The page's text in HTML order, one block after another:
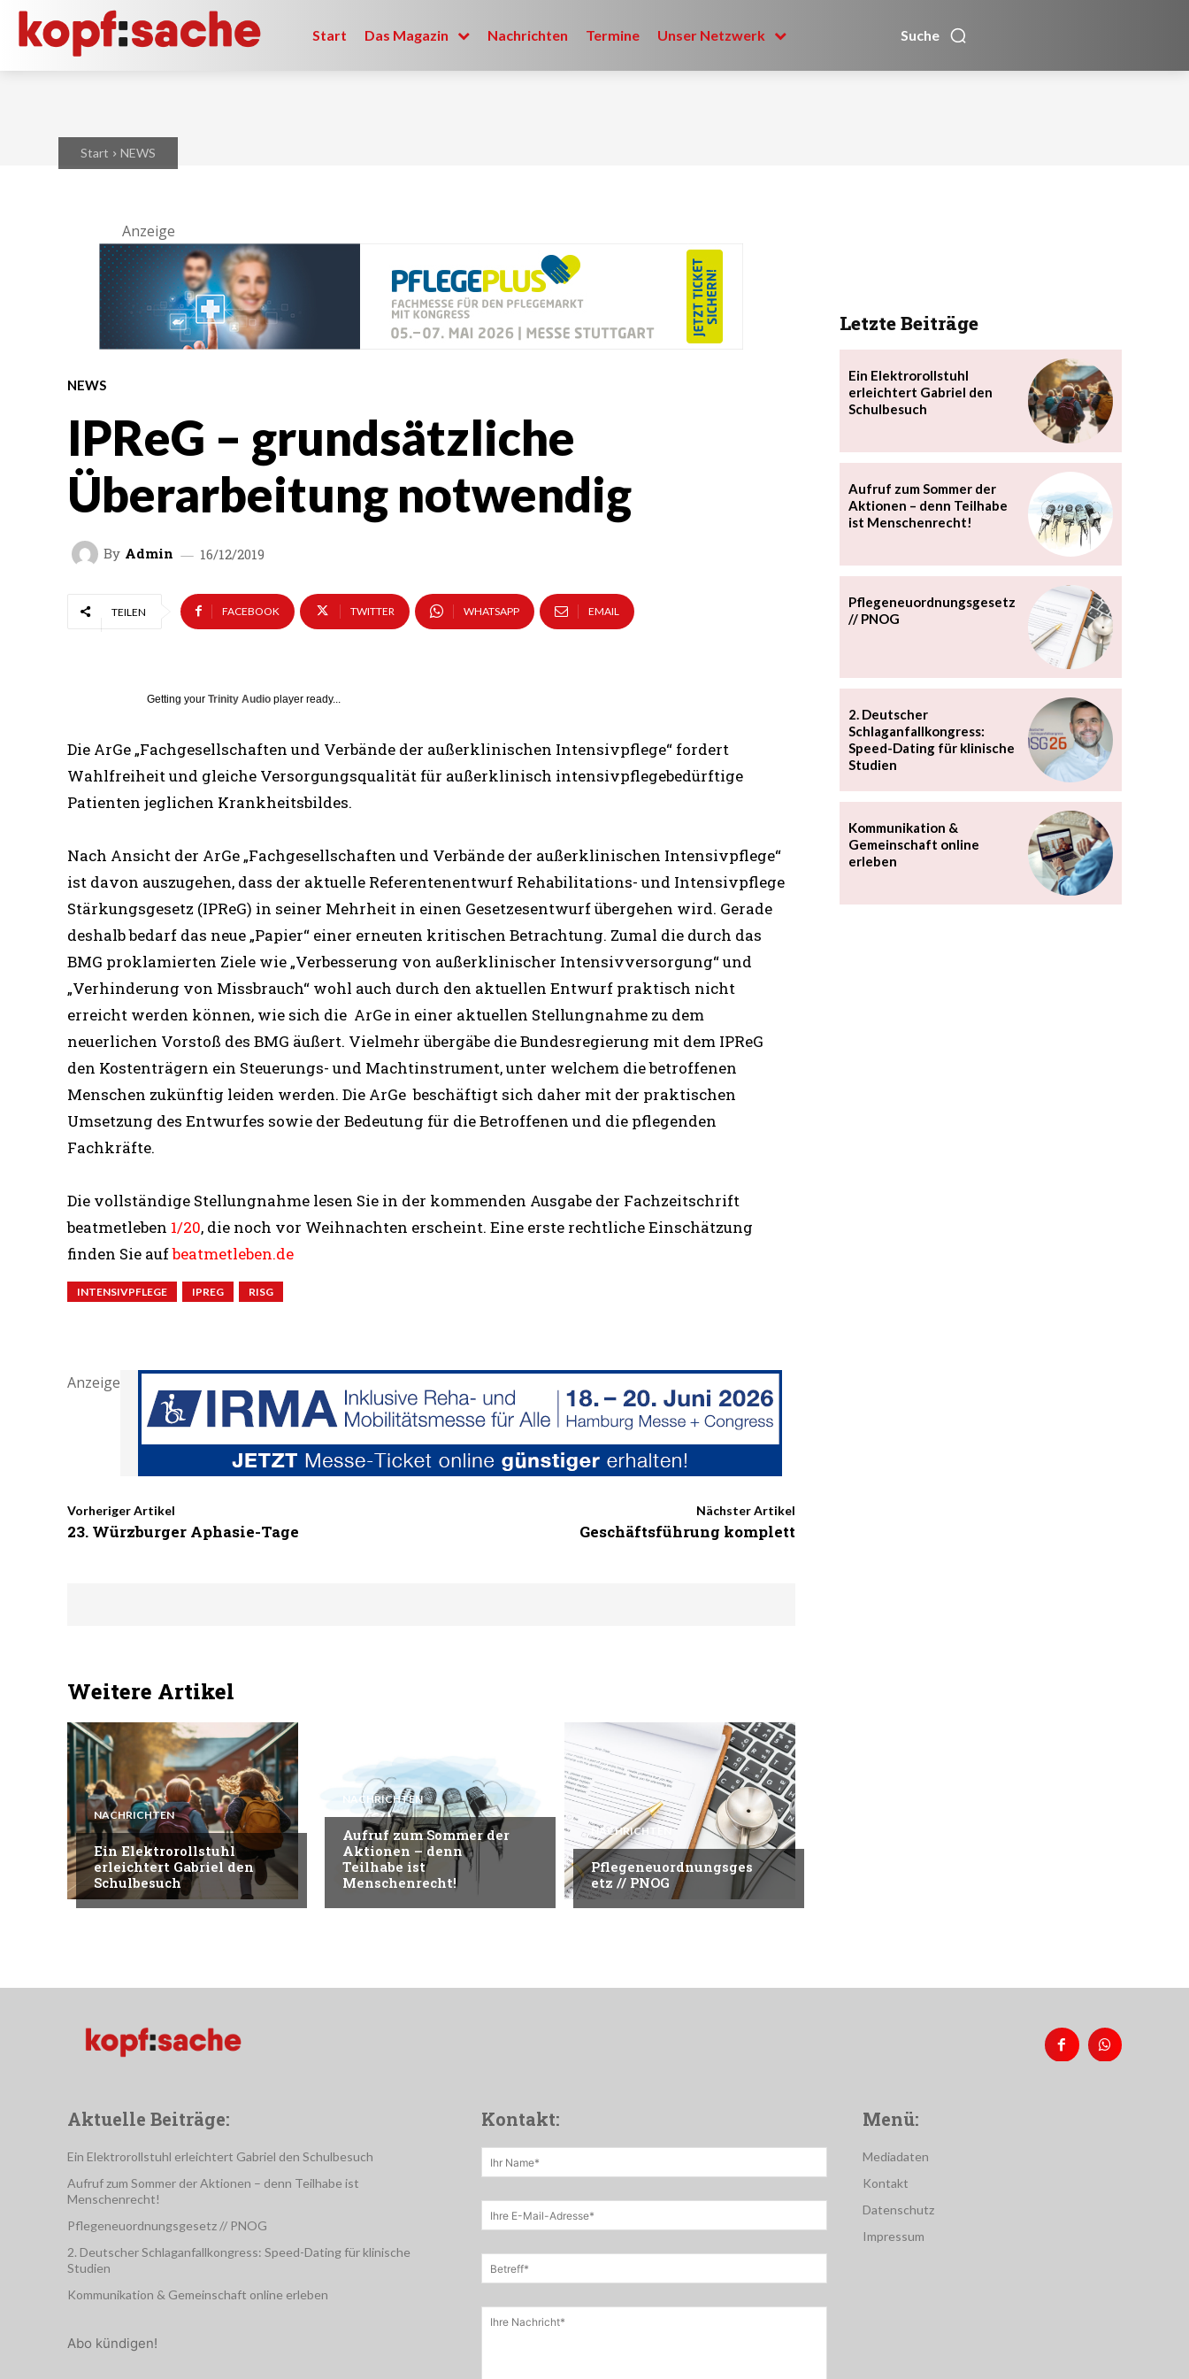
Start Das Magazin Nachrichten Termine Unser Netzwerk Suche
Start NEWS
Anzeige
NEWS
IPReG – grundsätzliche
Überarbeitung notwendig
By Admin 16/12/2019
TEILEN FACEBOOK TWITTER WHATSAPP EMAIL
Getting your Trinity Audio player ready...
Die ArGe „Fachgesellschaften und Verbände der außerklinischen Intensivpflege“ fordert
Wahlfreiheit und gleiche Versorgungsqualität für außerklinisch intensivpflegebedürftige
Patienten jeglichen Krankheitsbildes.
Nach Ansicht der ArGe „Fachgesellschaften und Verbände der außerklinischen Intensivpflege“
ist davon auszugehen, dass der aktuelle Referentenentwurf Rehabilitations- und Intensivpflege
Stärkungsgesetz (IPReG) in seiner Mehrheit in einen Gesetzesentwurf übergehen wird. Gerade
deshalb bedarf das neue „Papier“ einer erneuten kritischen Betrachtung. Zumal die durch das
BMG proklamierten Ziele wie „Verbesserung von außerklinischer Intensivversorgung“ und
„Verhinderung von Missbrauch“ wohl auch durch den aktuellen Entwurf praktisch nicht
erreicht werden können, wie sich die ArGe in einer aktuellen Stellungnahme zu dem
neuerlichen Vorstoß des BMG äußert. Vielmehr übergäbe die Bundesregierung mit dem IPReG
den Kostenträgern ein Steuerungs- und Machtinstrument, unter welchem die betroffenen
Menschen zukünftig leiden werden. Die ArGe beschäftigt sich daher mit der praktischen
Umsetzung des Entwurfes sowie der Bedeutung für die Betroffenen und die pflegenden
Fachkräfte.
Die vollständige Stellungnahme lesen Sie in der kommenden Ausgabe der Fachzeitschrift
beatmetleben 1/20, die noch vor Weihnachten erscheint. Eine erste rechtliche Einschätzung
finden Sie aufbeatmetleben.de
INTENSIVPFLEGE IPREG RISG
Anzeige
Vorheriger Artikel
23. Würzburger Aphasie-Tage
Nächster Artikel
Geschäftsführung komplett
Weitere Artikel
NACHRICHTEN
Ein Elektrorollstuhl
erleichtert Gabriel den
Schulbesuch
NACHRICHTEN
Aufruf zum Sommer der
Aktionen – denn
Teilhabe ist
Menschenrecht!
NACHRICHTEN
Pflegeneuordnungsges
etz // PNOG
Letzte Beiträge
Ein Elektrorollstuhl
erleichtert Gabriel den
Schulbesuch
Aufruf zum Sommer der
Aktionen – denn Teilhabe
ist Menschenrecht!
Pflegeneuordnungsgesetz
// PNOG
2. Deutscher
Schlaganfallkongress:
Speed-Dating für klinische
Studien
Kommunikation &
Gemeinschaft online
erleben
Aktuelle Beiträge:
Ein Elektrorollstuhl erleichtert Gabriel den Schulbesuch
Aufruf zum Sommer der Aktionen – denn Teilhabe ist
Menschenrecht!
Pflegeneuordnungsgesetz // PNOG
2. Deutscher Schlaganfallkongress: Speed-Dating für klinische
Studien
Kommunikation & Gemeinschaft online erleben
Abo kündigen!
Kontakt: Menü:
Mediadaten
Kontakt
Datenschutz
Impressum